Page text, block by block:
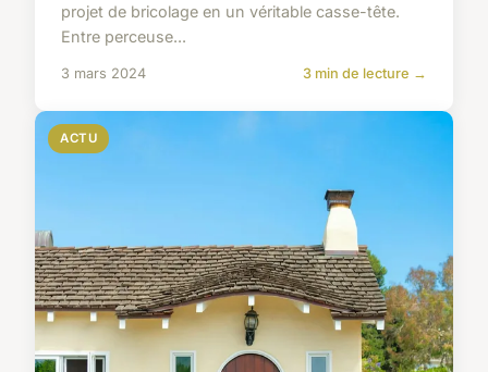
projet de bricolage en un véritable casse-tête.
Entre perceuse...
3 mars 2024 3 min de lecture →
ACTU